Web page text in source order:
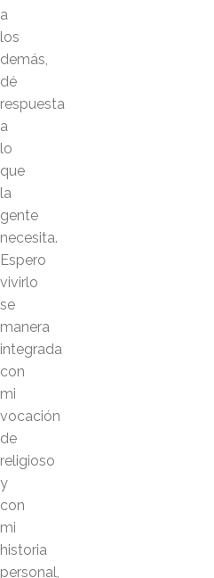
a
los
demás,
dé
respuesta
a
lo
que
la
gente
necesita.
Espero
vivirlo
se
manera
integrada
con
mi
vocación
de
religioso
y
con
mi
historia
personal,